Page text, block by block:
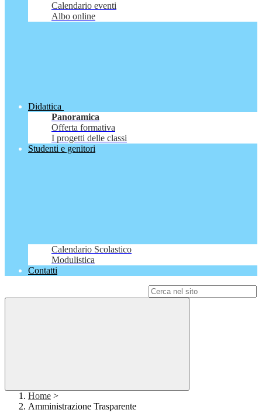
Calendario eventi
Albo online
Didattica
Panoramica
Offerta formativa
I progetti delle classi
Studenti e genitori
Calendario Scolastico
Modulistica
Contatti
Home >
Amministrazione Trasparente